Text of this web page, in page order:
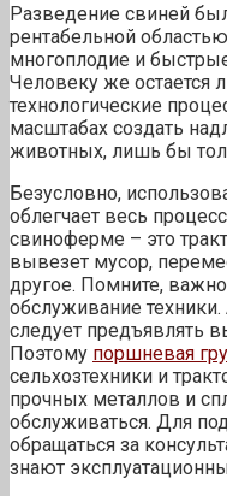
Разведение свиней
рентабельной
многоплодие и
Человеку же остается
технологические
масштабах создать
животных, лишь бы
Безусловно,
облегчает весь
свиноферме – это
вывезет мусор,
другое. Помните,
обслуживание
следует предъявлять
Поэтому поршневая
сельхозтехники и
прочных металлов и
обслуживаться. Для
обращаться за
знают